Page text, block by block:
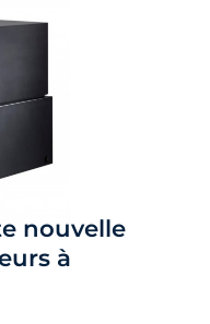
nouvelle
à